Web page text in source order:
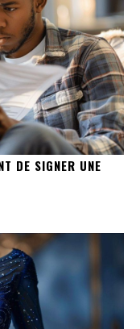
DE SIGNER UNE